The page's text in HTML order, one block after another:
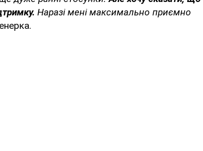
Наразі мені максимально приємно